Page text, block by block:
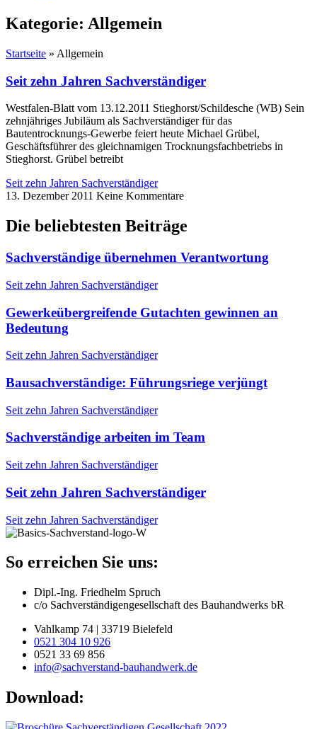
Kategorie: Allgemein
Startseite » Allgemein
Seit zehn Jahren Sachverständiger
Westfalen-Blatt vom 13.12.2011 Stieghorst/Schildesche (WB) Sein
zehnjähriges Jubiläum als Sachverständiger für das
Bautentrocknungs-Gewerbe feiert heute Michael Grübel,
Geschäftsführer des gleichnamigen Trocknungsfachbetriebs in
Stieghorst. Grübel betreibt
Seit zehn Jahren Sachverständiger
13. Dezember 2011 Keine Kommentare
Die beliebtesten Beiträge
Sachverständige übernehmen Verantwortung
Seit zehn Jahren Sachverständiger
Gewerkeübergreifende Gutachten gewinnen an
Bedeutung
Seit zehn Jahren Sachverständiger
Bausachverständige: Führungsriege verjüngt
Seit zehn Jahren Sachverständiger
Sachverständige arbeiten im Team
Seit zehn Jahren Sachverständiger
Seit zehn Jahren Sachverständiger
Seit zehn Jahren Sachverständiger
So erreichen Sie uns:
Dipl.-Ing. Friedhelm Spruch
c/o Sachverständigengesellschaft des Bauhandwerks bR
Vahlkamp 74 | 33719 Bielefeld
0521 304 10 926
0521 33 69 856
info@sachverstand-bauhandwerk.de
Download: